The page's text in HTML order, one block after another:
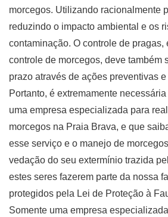
morcegos. Utilizando racionalmente
reduzindo o impacto ambiental e os
contaminação. O controle de pragas,
controle de morcegos, deve também
prazo através de ações preventivas
Portanto, é extremamente
uma empresa especializada para
morcegos na Praia Brava, e que
esse serviço e o manejo de
vedação do seu extermínio trazida
estes seres fazerem parte da nossa
protegidos pela Lei de Proteção à
Somente uma empresa